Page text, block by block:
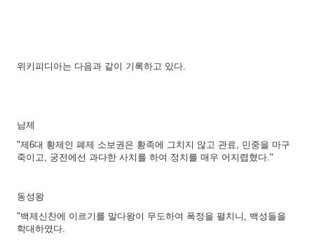
위키피디아는 다음과 같이 기록하고 있다.
남제
"제6대 황제인 폐제 소보권은 황족에 그치지 않고 관료, 민중을 마구
죽이고, 궁전에선 과다한 사치를 하여 정치를 매우 어지렵혔다."
동성왕
"백제신찬에 이르기를 말다왕이 무도하여 폭정을 펼치니, 백성들을
학대하였다.